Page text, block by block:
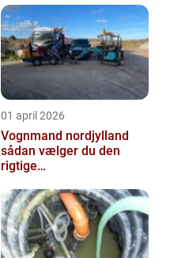
01 april 2026
Vognmand nordjylland
sådan vælger du den
rigtige